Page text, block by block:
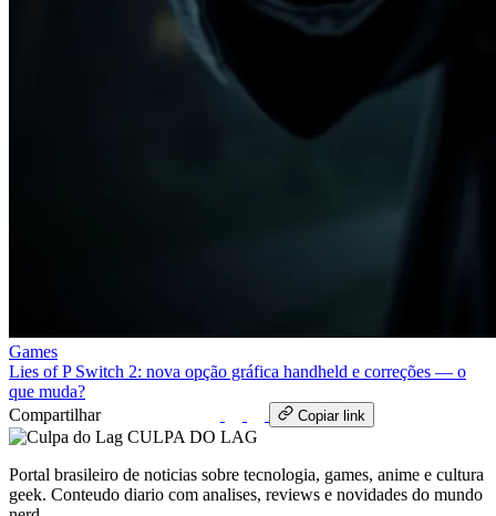
Games
Lies of P Switch 2: nova opção gráfica handheld e correções — o
que muda?
Compartilhar
Copiar link
CULPADO LAG
Portal brasileiro de noticias sobre tecnologia, games, anime e cultura
geek. Conteudo diario com analises, reviews e novidades do mundo